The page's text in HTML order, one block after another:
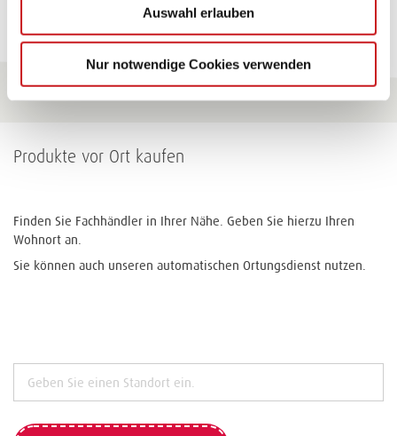
Auswahl erlauben
Nur notwendige Cookies verwenden
Produkte vor Ort kaufen
Finden Sie Fachhändler in Ihrer Nähe. Geben Sie hierzu Ihren
Wohnort an.
Sie können auch unseren automatischen Ortungsdienst nutzen.